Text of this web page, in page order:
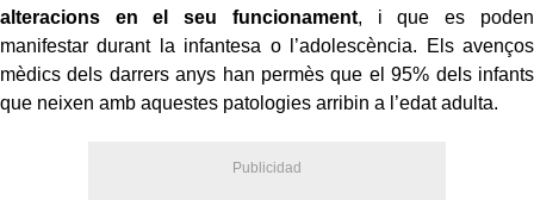
alteracions en el seu funcionament, i que es poden
manifestar durant la infantesa o l’adolescència. Els avenços
mèdics dels darrers anys han permès que el 95% dels infants
que neixen amb aquestes patologies arribin a l’edat adulta.